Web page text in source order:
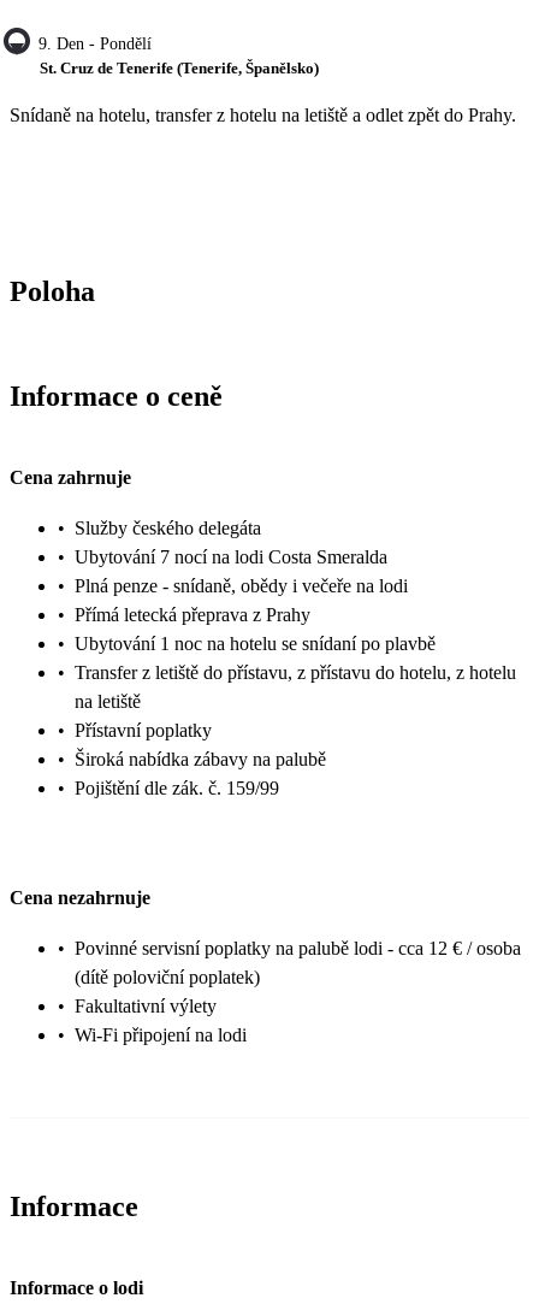
9. Den - Pondělí
St. Cruz de Tenerife (Tenerife, Španělsko)
Snídaně na hotelu, transfer z hotelu na letiště a odlet zpět do Prahy.
Poloha
Informace o ceně
Cena zahrnuje
• Služby českého delegáta
• Ubytování 7 nocí na lodi Costa Smeralda
• Plná penze - snídaně, obědy i večeře na lodi
• Přímá letecká přeprava z Prahy
• Ubytování 1 noc na hotelu se snídaní po plavbě
• Transfer z letiště do přístavu, z přístavu do hotelu, z hotelu
na letiště
• Přístavní poplatky
• Široká nabídka zábavy na palubě
• Pojištění dle zák. č. 159/99
Cena nezahrnuje
• Povinné servisní poplatky na palubě lodi - cca 12 € / osoba
(dítě poloviční poplatek)
• Fakultativní výlety
• Wi-Fi připojení na lodi
Informace
Informace o lodi